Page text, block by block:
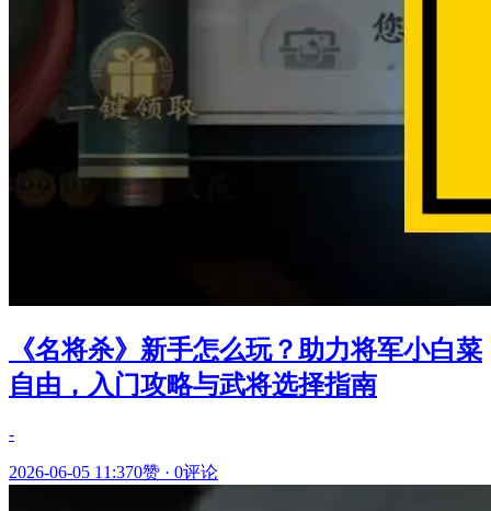
《名将杀》新手怎么玩？助力将军小白菜
自由，入门攻略与武将选择指南
-
2026-06-05 11:370赞 · 0评论